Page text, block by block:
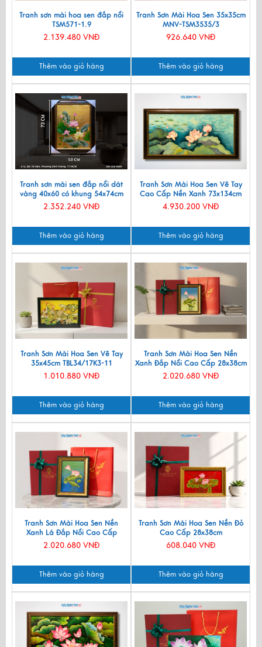
Tranh sơn mài hoa sen đắp nổi
TSM571-1.9
2.139.480 VNĐ
Thêm vào giỏ hàng
Tranh Sơn Mài Hoa Sen 35x35cm
MNV-TSM3535/3
926.640 VNĐ
Thêm vào giỏ hàng
Tranh sơn mài sen đắp nổi dát
vàng 40x60 có khung 54x74cm
TSM571-1.11
2.352.240 VNĐ
Thêm vào giỏ hàng
Tranh Sơn Mài Hoa Sen Vẽ Tay
Cao Cấp Nền Xanh 73x134cm
TSM60120K-HSNX
4.930.200 VNĐ
Thêm vào giỏ hàng
Tranh Sơn Mài Hoa Sen Vẽ Tay
35x45cm TBL34/17K3-11
1.010.880 VNĐ
Thêm vào giỏ hàng
Tranh Sơn Mài Hoa Sen Nền
Xanh Đắp Nổi Cao Cấp 28x38cm
TSMDH2838-1.1
2.020.680 VNĐ
Thêm vào giỏ hàng
Tranh Sơn Mài Hoa Sen Nền
Xanh Lá Đắp Nổi Cao Cấp
28x38cm TSMDH2838-2.2
2.020.680 VNĐ
Thêm vào giỏ hàng
Tranh Sơn Mài Hoa Sen Nền Đỏ
Cao Cấp 28x38cm
TSM20304/khung
608.040 VNĐ
Thêm vào giỏ hàng